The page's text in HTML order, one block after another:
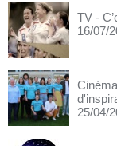
TV -
16/07/
25/04/